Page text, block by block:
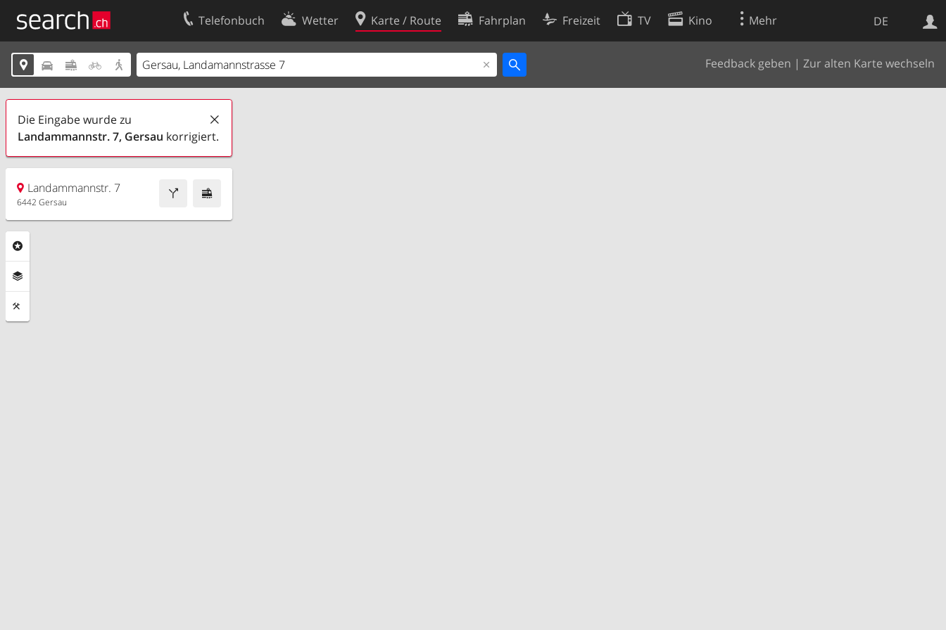
DE
Telefonbuch Wetter Karte / Route Fahrplan Freizeit TV Kino Mehr
     Feedback geben | Zur alten Karte wechseln
Die Eingabe wurde zu
Landammannstr. 7, Gersau korrigiert.
Landammannstr. 7
6442 Gersau
Websuche
Ihr Eintrag
Kundencenter Geschäftskunden
Kontakt
Nutzungsbedingungen
Cookie-Richtlinie
Cookie-Einstellungen